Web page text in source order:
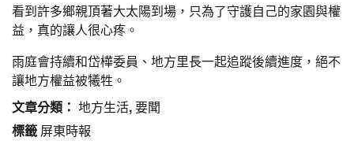
看到許多鄉親頂著大太陽到場，只為了守護自己的家園與權
益，真的讓人很心疼。
雨庭會持續和岱樺委員、地方里長一起追蹤後續進度，絕不
讓地方權益被犧牲。
文章分類： 地方生活,要聞
標籤 屏東時報